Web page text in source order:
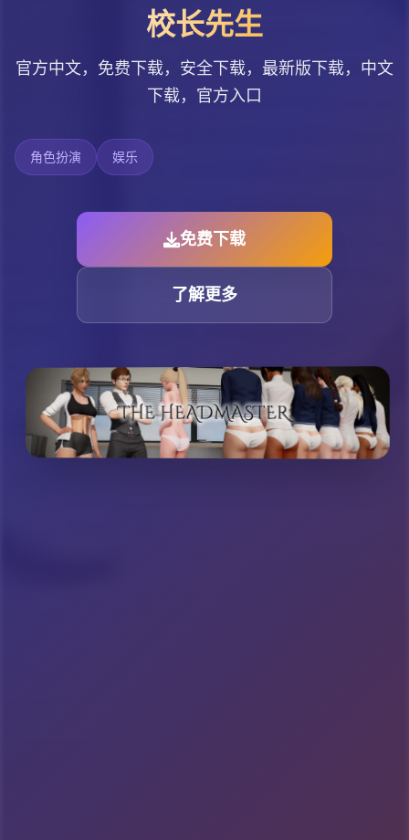
校长先生
官方中文，免费下载，安全下载，最新版下载，中文
下载，官方入口
角色扮演 娱乐
免费下载
了解更多